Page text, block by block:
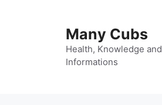
Many Cubs
Health, Knowledge and
Informations